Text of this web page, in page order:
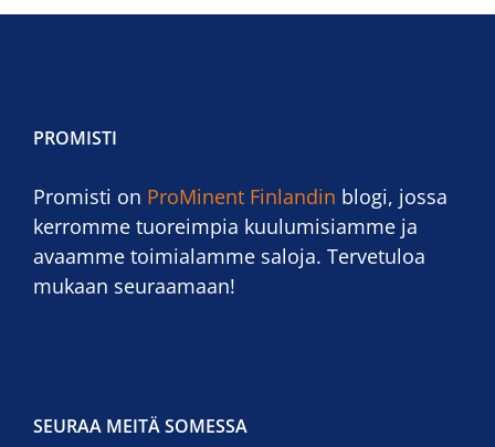
PROMISTI
Promisti on ProMinent Finlandin blogi, jossa
kerromme tuoreimpia kuulumisiamme ja
avaamme toimialamme saloja. Tervetuloa
mukaan seuraamaan!
SEURAA MEITÄ SOMESSA